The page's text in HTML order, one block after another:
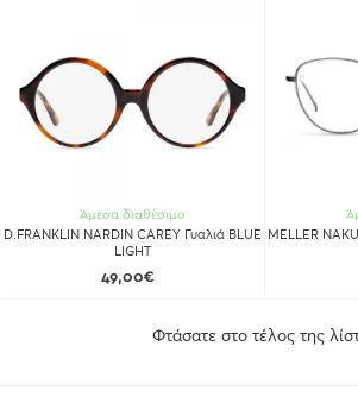
Άμεσα διαθέσιμο
D.FRANKLIN NARDIN CAREY Γυαλιά BLUE
LIGHT
49,00€
MELLER
Φτάσατε στο τέλος της